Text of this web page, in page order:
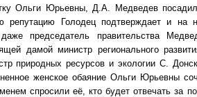
Ольги Юрьевны, Д.А. Медведев
Голодец подтверждает и на
председатель правительства
дамой министр регионального
природных ресурсов и экологии С.
женское обаяние Ольги Юрьевны
спросили её, кто будет отвечать за